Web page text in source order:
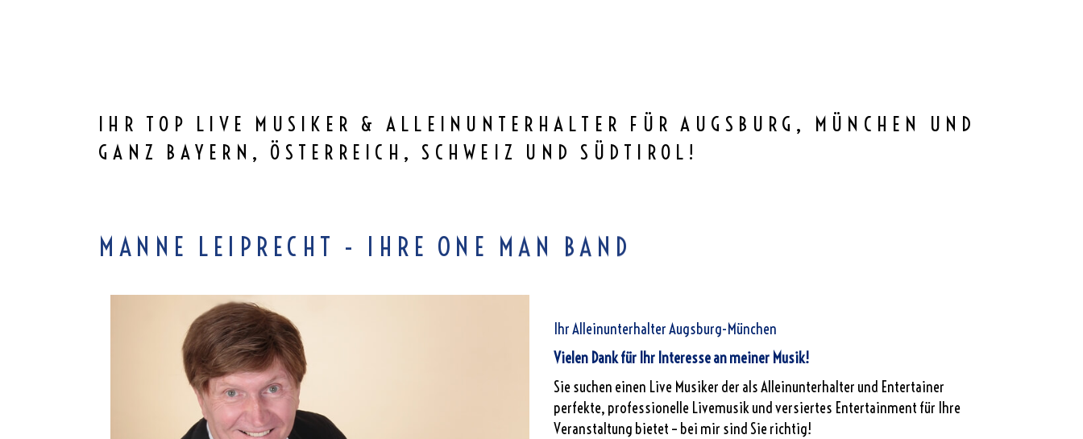
IHR TOP LIVE MUSIKER & ALLEINUNTERHALTER FÜR AUGSBURG, MÜNCHEN UND
GANZ BAYERN, ÖSTERREICH, SCHWEIZ UND SÜDTIROL!
MANNE LEIPRECHT - IHRE ONE MAN BAND
Ihr Alleinunterhalter Augsburg-München
Vielen Dank für Ihr Interesse an meiner Musik!
Sie suchen einen Live Musiker der als Alleinunterhalter und Entertainer
perfekte, professionelle Livemusik und versiertes Entertainment für Ihre
Veranstaltung bietet – bei mir sind Sie richtig!